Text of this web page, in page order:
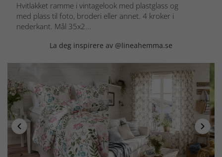
Hvitlakket ramme i vintagelook med plastglass og
med plass til foto, broderi eller annet. 4 kroker i
nederkant. Mål 35x2...
La deg inspirere av @lineahemma.se